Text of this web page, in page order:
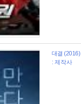
대결 (2016)
: 제작사